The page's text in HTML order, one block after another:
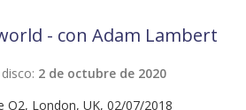
- con Adam Lambert
2 de octubre de 2020
O2, London, UK, 02/07/2018